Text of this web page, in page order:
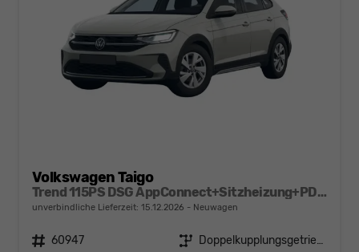
Volkswagen Taigo
Trend 115PS DSG AppConnect+Sitzheizung+PDC+Alu16+LED+DAB+FrontAssist
unverbindliche Lieferzeit: 15.12.2026 Neuwagen
Fahrzeugnr. 60947 Getriebe
Doppelkupplungsgetriebe (DSG)